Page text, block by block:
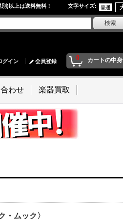
税別)以上は送料無料！ 文字サイズ:
0 カートの中身
グイン 会員登録
わせ 楽器買取
・ムック〉